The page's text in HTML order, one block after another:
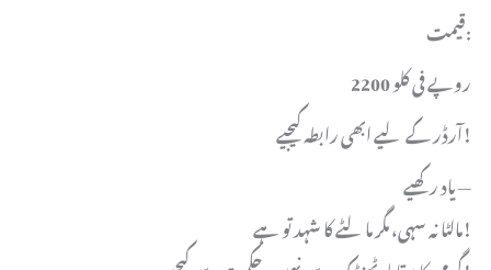
قیمت:
2200 روپے فی کلو
آرڈر کے لیے ابھی رابطہ کیجیے!
یاد رکھیے —
مالٹا نہ سہی، مگر مالٹے کا شہد تو ہے!